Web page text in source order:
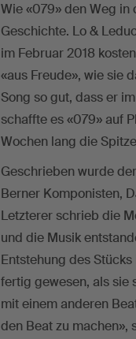
Wie «079» den Weg
Geschichte. Lo &
im Februar 2018
«aus Freude», wie sie
Song so gut, dass er
schaffte es «079» auf
Wochen lang die
Geschrieben wurde
Berner Komponisten,
Letzterer schrieb die
und die Musik
Entstehung des
fertig gewesen, als sie
mit einem anderen
den Beat zu machen»,